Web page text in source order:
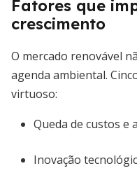
Fatores que
crescimento
O mercado renovável
agenda ambiental.
virtuoso:
Queda de custos e
Inovação